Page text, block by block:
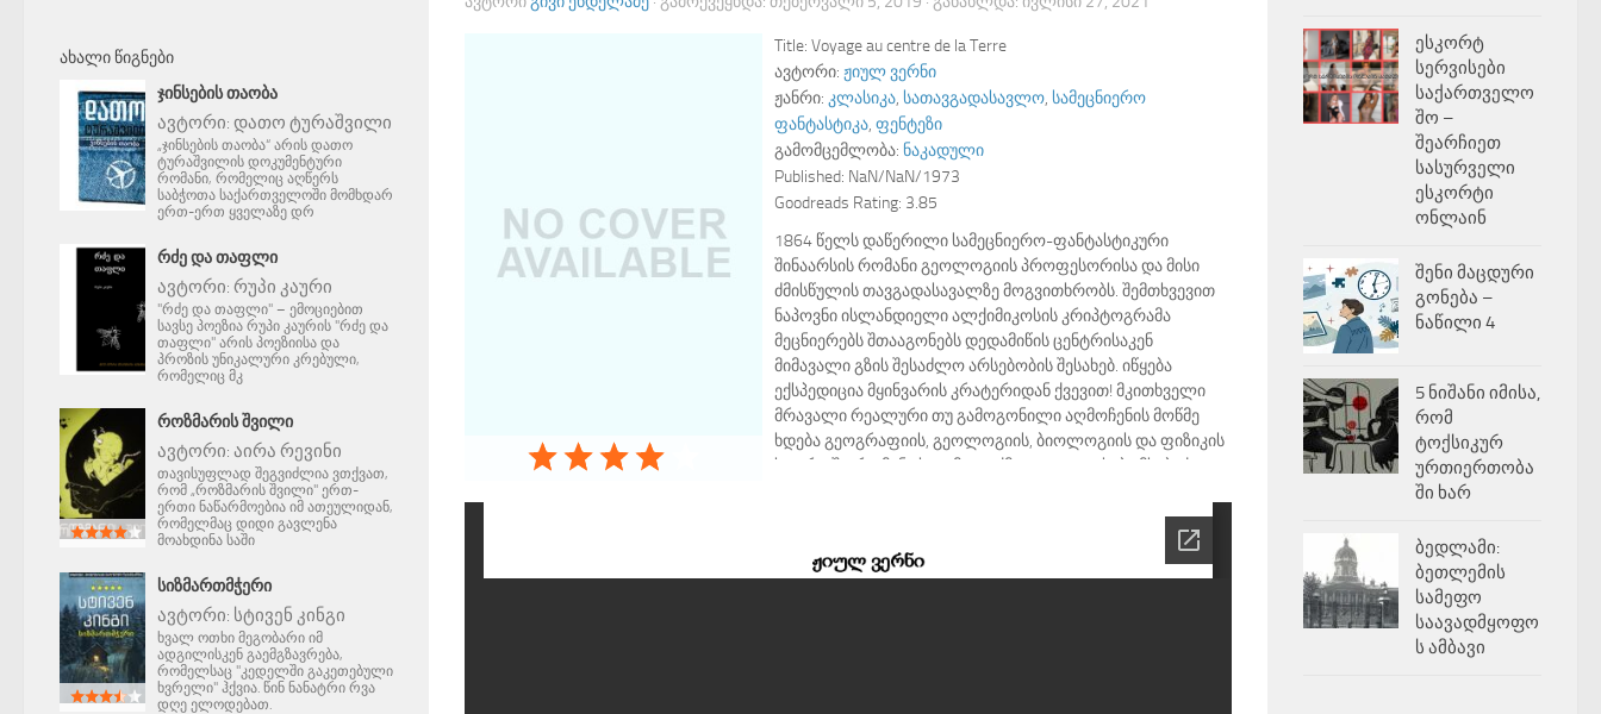
Title: Voyage au centre de la Terre
ავტორი: ჟიულ ვერნი
ჟანრი: კლასიკა, სათავგადასავლო, სამეცნიერო
ფანტასტიკა, ფენტეზი
გამომცემლობა: ნაკადული
Published: NaN/NaN/1973
Goodreads Rating: 3.85
1864 წელს დაწერილი სამეცნიერო-ფანტასტიკური
შინაარსის რომანი გეოლოგიის პროფესორისა და მისი
ძმისწულის თავგადასავალზე მოგვითხრობს. შემთხვევით
ნაპოვნი ისლანდიელი ალქიმიკოსის კრიპტოგრამა
მეცნიერებს შთააგონებს დედამიწის ცენტრისაკენ
მიმავალი გზის შესაძლო არსებობის შესახებ. იწყება
ექსპედიცია მყინვარის კრატერიდან ქვევით! მკითხველი
მრავალი რეალური თუ გამოგონილი აღმოჩენის მოწმე
ხდება გეოგრაფიის, გეოლოგიის, ბიოლოგიის და ფიზიკის
სფეროში. რომანი სულმოუთქმელად იკითხება მსუბუქი
ᲐᲮᲐᲚᲘ ᲬᲘᲒᲜᲔᲑᲘ
ᲯᲘᲜᲡᲔᲑᲘᲡ ᲗᲐᲝᲑᲐ
ავტორი: დათო ტურაშვილი
„ჯინსების თაობა“ არის დათო
ტურაშვილის დოკუმენტური
რომანი, რომელიც აღწერს
საბჭოთა საქართველოში მომხდარ
ერთ-ერთ ყველაზე დრ
ᲠᲫᲔ ᲓᲐ ᲗᲐᲤᲚᲘ
ავტორი: რუპი კაური
"რძე და თაფლი" – ემოციებით
სავსე პოეზია რუპი კაურის "რძე და
თაფლი" არის პოეზიისა და
პროზის უნიკალური კრებული,
რომელიც მკ
ᲠᲝᲖᲛᲐᲠᲘᲡ ᲨᲕᲘᲚᲘ
ავტორი: აირა რევინი
თავისუფლად შეგვიძლია ვთქვათ,
რომ „როზმარის შვილი" ერთ-
ერთი ნაწარმოებია იმ ათეულიდან,
რომელმაც დიდი გავლენა
მოახდინა საში
ᲡᲘᲖᲛᲐᲠᲗᲛᲭᲔᲠᲘ
ავტორი: სტივენ კინგი
ხვალ ოთხი მეგობარი იმ
ადგილისკენ გაემგზავრება,
რომელსაც "კედელში გაკეთებული
ხვრელი" ჰქვია. წინ ნანატრი რვა
დღე ელოდებათ.
ესკორტ
სერვისები
საქართველო
შო –
შეარჩიეთ
სასურველი
ესკორტი
ონლაინ
შენი მაცდური
გონება –
ნაწილი 4
5 ნიშანი იმისა,
რომ
ტოქსიკურ
ურთიერთობა
ში ხარ
ბედლამი:
ბეთლემის
სამეფო
საავადმყოფო
ს ამბავი